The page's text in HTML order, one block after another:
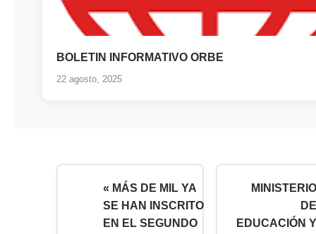
BOLETIN INFORMATIVO ORBE
22 agosto, 2025
« MÁS DE MIL YA
SE HAN INSCRITO
EN EL SEGUNDO
MINISTERIO
DE
EDUCACIÓN Y